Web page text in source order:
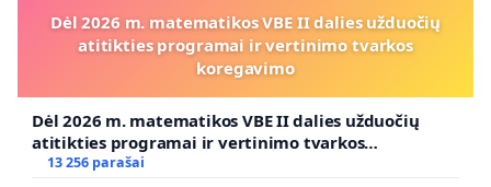
Dėl 2026 m. matematikos VBE II dalies užduočių
atitikties programai ir vertinimo tvarkos
koregavimo
Dėl 2026 m. matematikos VBE II dalies užduočių
atitikties programai ir vertinimo tvarkos
koregavimo
13 256 parašai